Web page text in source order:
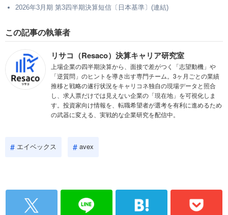
2026年3月期 第3四半期決算短信〔日本基準〕(連結)
この記事の執筆者
リサコ（Resaco）決算キャリア研究室
上場企業の四半期決算から、面接で差がつく「志望動機」や
「逆質問」のヒントを導き出す専門チーム。3ヶ月ごとの業績
推移と戦略の遂行状況をキャリコネ独自の現場データと照合
し、求人票だけでは見えない企業の「現在地」を可視化しま
す。投資家向け情報を、転職希望者が選考を有利に進めるため
の武器に変える、実戦的な企業研究を配信中。
エイベックス avex